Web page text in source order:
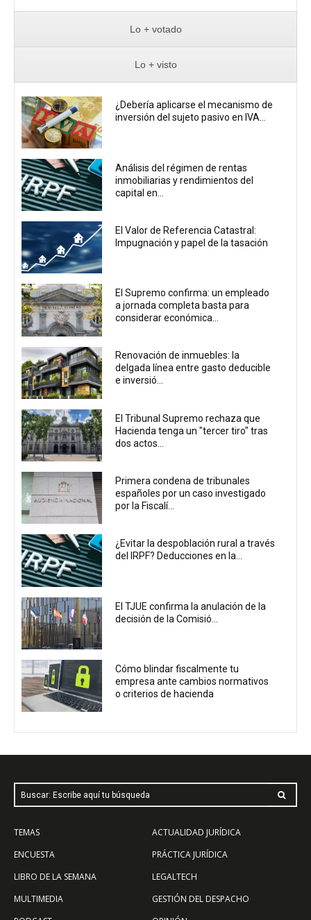
Lo + votado
Lo + visto
¿Debería aplicarse el mecanismo de
inversión del sujeto pasivo en IVA...
Análisis del régimen de rentas
inmobiliarias y rendimientos del
capital en...
El Valor de Referencia Catastral:
Impugnación y papel de la tasación
El Supremo confirma: un empleado
a jornada completa basta para
considerar económica...
Renovación de inmuebles: la
delgada línea entre gasto deducible
e inversió...
El Tribunal Supremo rechaza que
Hacienda tenga un "tercer tiro" tras
dos actos...
Primera condena de tribunales
españoles por un caso investigado
por la Fiscalí...
¿Evitar la despoblación rural a través
del IRPF? Deducciones en la...
El TJUE confirma la anulación de la
decisión de la Comisió...
Cómo blindar fiscalmente tu
empresa ante cambios normativos
o criterios de hacienda
Buscar: Escribe aquí tu búsqueda
TEMAS
ENCUESTA
LIBRO DE LA SEMANA
MULTIMEDIA
ACTUALIDAD JURÍDICA
PRÁCTICA JURÍDICA
LEGALTECH
GESTIÓN DEL DESPACHO